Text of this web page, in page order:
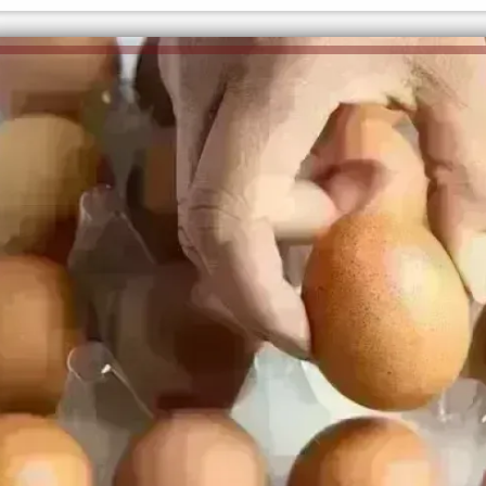
إلهام شرشر تكتب: دي مبقتش كورة..
دي سياسة
الكاتبة إلهام شرشر تهنئ الرئيس
السيسي بعيد ميلاده وتُشيد بجهوده
في بناء الدولة